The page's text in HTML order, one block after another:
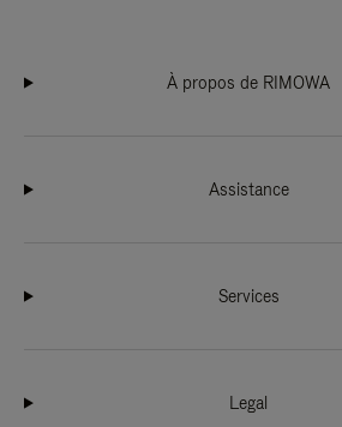
À propos de RIMOWA
Assistance
Services
Legal